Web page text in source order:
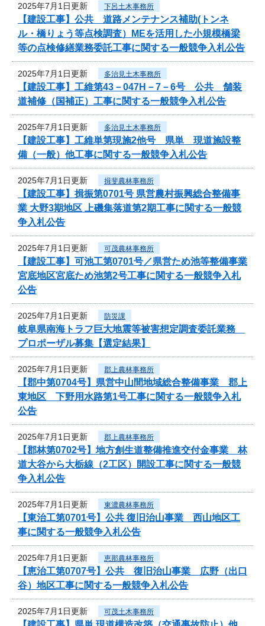
2025年7月1日更新 下呂土木事務所
【建設工事】公共 道路メンテナンス補助(トンネ
ル・橋りょう等点検調査）MEを活用した小規模橋梁
等の点検修繕業務委託工事に関する一般競争入札公告
2025年7月1日更新 多治見土木事務所
【建設工事】工維第43－047H－7－6号 公共 舗装
道補修（国補正）工事に関する一般競争入札公告
2025年7月1日更新 多治見土木事務所
【建設工事】工維単第現施2他号 県単 現道施設整
備（一般）他工事に関する一般競争入札公告
2025年7月1日更新 揖斐農林事務所
【建設工事】揖振第0701号 県営農村振興総合整備事
業 大野3期地区 上磯集落道第2期工事に関する一般競
争入札公告
2025年7月1日更新 可茂農林事務所
【建設工事】可池工第0701号／県営ため池等整備事業
宮底地区宮底ため池第2号工事に関する一般競争入札
公告
2025年7月1日更新 防災課
岐阜県南海トラフ巨大地震等被害想定調査委託業務
プロポーザル募集【選定結果】
2025年7月1日更新 郡上農林事務所
【郡中第0704号】県営中山間地域総合整備事業 郡上
東地区 下野用水路第1号工事に関する一般競争入札
公告
2025年7月1日更新 郡上農林事務所
【郡林第0702号】地方創生道整備推進交付金事業 林
道大谷から大栃線（2工区）開設工事に関する一般競
争入札公告
2025年7月1日更新 東濃農林事務所
【東治工第0701号】公共 復旧治山事業 西山地区工
事に関する一般競争入札公告
2025年7月1日更新 恵那農林事務所
【恵治工第0707号】公共 復旧治山事業 広野（出口
谷）地区工事に関する一般競争入札公告
2025年7月1日更新 可茂土木事務所